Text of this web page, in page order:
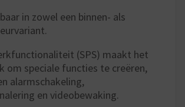
in zowel een binnen- als
(SPS) maakt het
om speciale functies te creëren,
alarmschakeling,
en videobewaking.